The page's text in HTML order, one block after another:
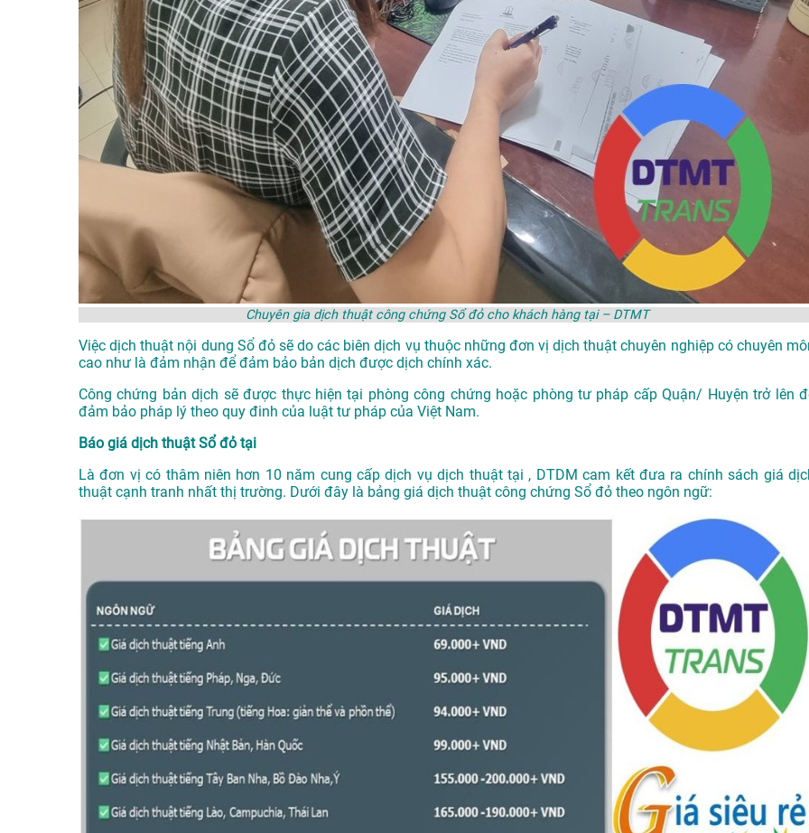
Chuyên gia dịch thuật công chứng Sổ đỏ cho khách hàng tại – DTMT
Việc dịch thuật nội dung Sổ đỏ sẽ do các biên dịch vụ thuộc những đơn vị dịch thuật chuyên nghiệp có chuyên
cao như là đảm nhận để đảm bảo bản dịch được dịch chính xác.
Công chứng bản dịch sẽ được thực hiện tại phòng công chứng hoặc phòng tư pháp cấp Quận/ Huyện trở lên
đảm bảo pháp lý theo quy đinh của luật tư pháp của Việt Nam.
Báo giá dịch thuật Sổ đỏ tại
Là đơn vị có thâm niên hơn 10 năm cung cấp dịch vụdịch thuật tại , DTDM cam kết đưa ra chính sách giá
thuật cạnh tranh nhất thị trường. Dưới đây là bảng giá dịch thuật công chứng Sổ đỏ theo ngôn ngữ: